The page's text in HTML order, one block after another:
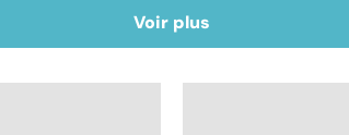
Voir plus